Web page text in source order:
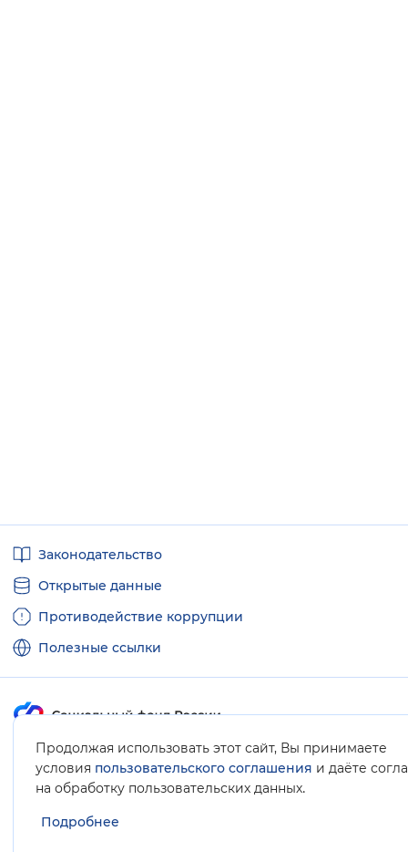
Продолжая использовать этот сайт, Вы принимаете
условия пользовательского соглашения и даёте
на обработку пользовательских данных.
Подробнее
ссылкиЗаконодательство
Открытые данные
Противодействие коррупции
Полезные ссылки
Карта сайта